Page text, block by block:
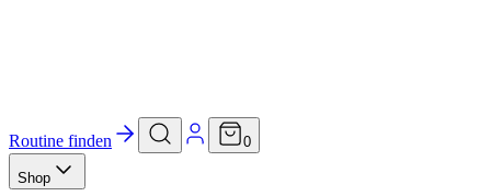
Routine finden 0
Shop